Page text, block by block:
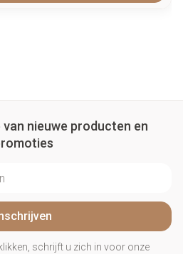
nieuwe producten en
schrijft u zich in voor onze